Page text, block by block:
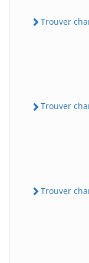
Trouver
Trouver
Trouver